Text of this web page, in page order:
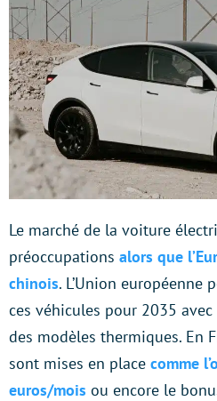
Le marché de la voiture
préoccupations alors que
chinois. L’Union européenne
ces véhicules pour 2035
des modèles thermiques. En
sont mises en place comme
euros/mois ou encore le